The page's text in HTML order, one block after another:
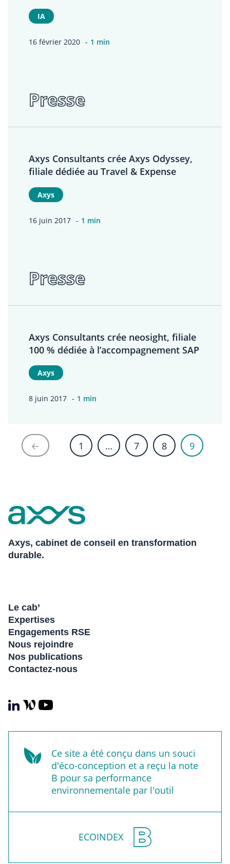
IA
16 février 2020 1 min
Presse
Axys Consultants crée Axys Odyssey,
filiale dédiée au Travel & Expense
Axys
16 juin 2017 1 min
Presse
Axys Consultants crée neosight, filiale
100 % dédiée à l’accompagnement SAP
Axys
8 juin 2017 1 min
← 1 … 7 8 9
Axys, cabinet de conseil en transformation
durable.
Le cab’
Expertises
Engagements RSE
Nous rejoindre
Nos publications
Contactez-nous
Ce site a été conçu dans un souci
d'éco-conception et a reçu la note
B pour sa performance
environnementale par l'outil
ECOINDEX